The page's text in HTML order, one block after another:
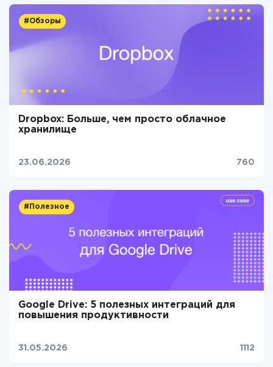
#Обзоры
Dropbox: Больше, чем просто облачное
хранилище
23.06.2026 760
#Полезное
Google Drive: 5 полезных интеграций для
повышения продуктивности
31.05.2026 1112